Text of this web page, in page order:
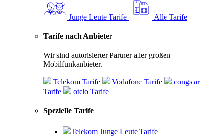
Junge Leute Tarife Alle Tarife
Tarife nach Anbieter
Wir sind autorisierter Partner aller großen
Mobilfunkanbieter.
Telekom Tarife Vodafone Tarife
congstar
Tarife
otelo Tarife
Spezielle Tarife
Telekom Junge Leute Tarife